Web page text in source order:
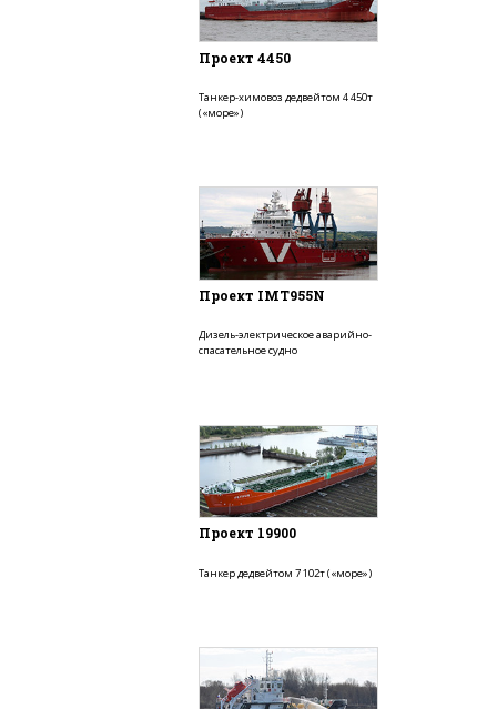
Проект 4450
Танкер-химовоз дедвейтом 4 450т
(«море»)
Проект IMT955N
Дизель-электрическое аварийно-
спасательное судно
Проект 19900
Танкер дедвейтом 7 102т («море»)